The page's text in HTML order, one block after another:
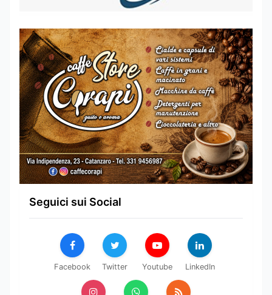
Seguici sui Social
Facebook Twitter Youtube LinkedIn